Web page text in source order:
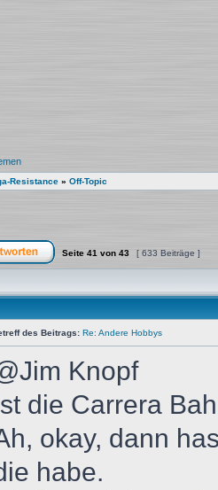
Resistance » Off-Topic
erstellenAuf das Thema antworten
Seite 41 von 43 [ 633 Beiträge ]
des Beitrags: Re: Andere Hobbys
Knopf
die Carrera
okay, dann
habe.